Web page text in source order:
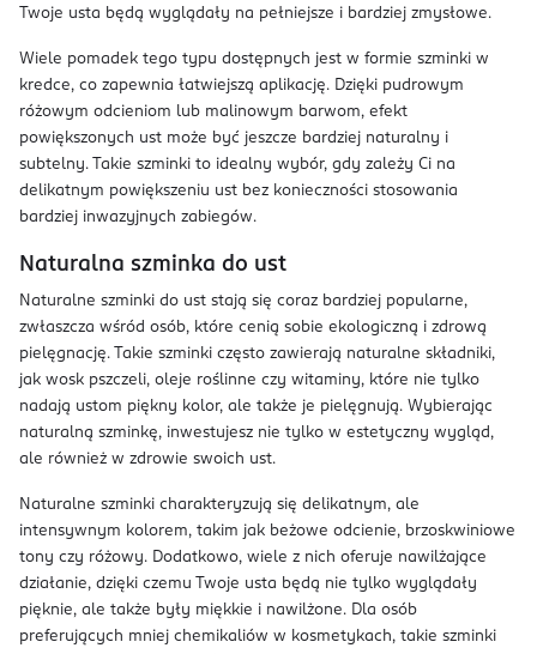
Twoje usta będą wyglądały na pełniejsze i bardziej zmysłowe.
Wiele pomadek tego typu dostępnych jest w formie szminki w
kredce, co zapewnia łatwiejszą aplikację. Dzięki pudrowym
różowym odcieniom lub malinowym barwom, efekt
powiększonych ust może być jeszcze bardziej naturalny i
subtelny. Takie szminki to idealny wybór, gdy zależy Ci na
delikatnym powiększeniu ust bez konieczności stosowania
bardziej inwazyjnych zabiegów.
Naturalna szminka do ust
Naturalne szminki do ust stają się coraz bardziej popularne,
zwłaszcza wśród osób, które cenią sobie ekologiczną i zdrową
pielęgnację. Takie szminki często zawierają naturalne składniki,
jak wosk pszczeli, oleje roślinne czy witaminy, które nie tylko
nadają ustom piękny kolor, ale także je pielęgnują. Wybierając
naturalną szminkę, inwestujesz nie tylko w estetyczny wygląd,
ale również w zdrowie swoich ust.
Naturalne szminki charakteryzują się delikatnym, ale
intensywnym kolorem, takim jak beżowe odcienie, brzoskwiniowe
tony czy różowy. Dodatkowo, wiele z nich oferuje nawilżające
działanie, dzięki czemu Twoje usta będą nie tylko wyglądały
pięknie, ale także były miękkie i nawilżone. Dla osób
preferujących mniej chemikaliów w kosmetykach, takie szminki